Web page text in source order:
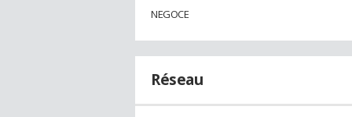
NEGOCE
Réseau